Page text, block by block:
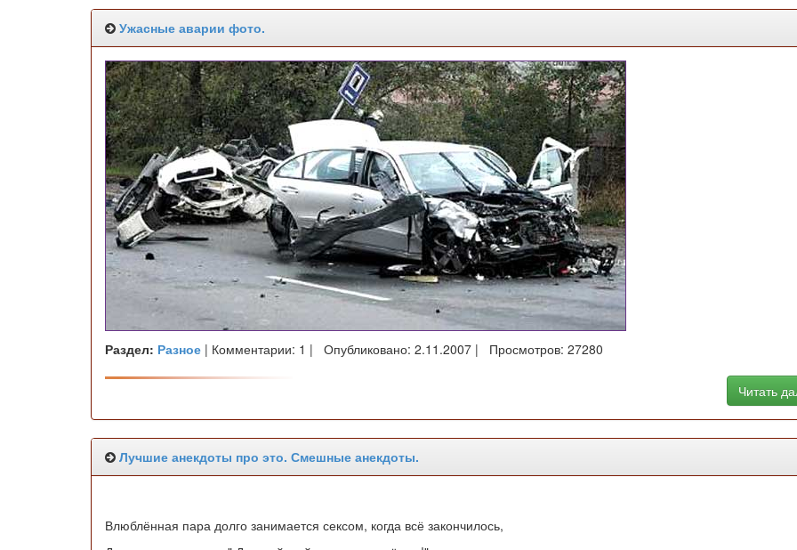
Ужасные аварии фото.
Раздел: Разное | Комментарии: 1 | Опубликовано: 2.11.2007 | Просмотров: 27280
Читать
Лучшие анекдоты про это. Смешные анекдоты.
Влюблённая пара долго занимается сексом, когда всё закончилось,